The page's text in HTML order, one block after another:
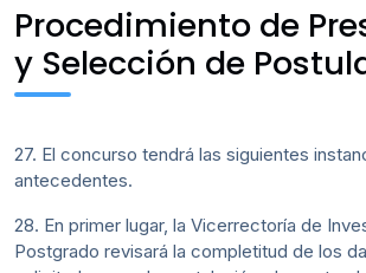
Procedimiento de
y Selección de
27. El concurso tendrá las siguientes
antecedentes.
28. En primer lugar, la Vicerrectoría de
Postgrado revisará la completitud de los